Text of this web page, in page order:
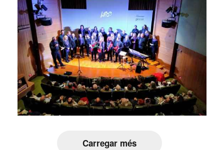
Carregar més